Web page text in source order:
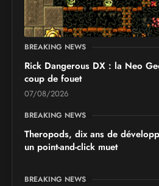
BREAKING NEWS
Rick Dangerous DX : la Neo
coup de fouet
07/08/2026
BREAKING NEWS
Theropods, dix ans de
un point-and-click muet
BREAKING NEWS